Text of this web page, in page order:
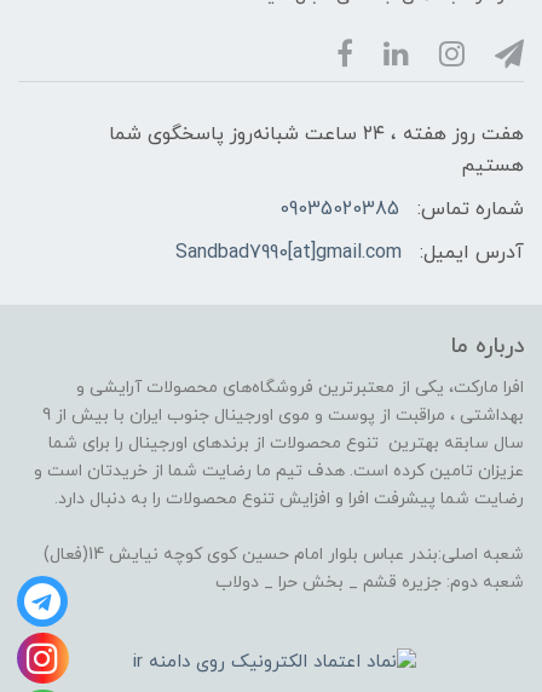
هفت روز هفته ، ۲۴ ساعت شبانه‌روز پاسخگوی شما
هستیم
شماره تماس:
09035020385
آدرس ایمیل:
Sandbad7990[at]gmail.com
درباره ما
افرا مارکت، یکی از معتبرترین فروشگاه‌های محصولات آرایشی و
بهداشتی ، مراقبت از پوست و موی اورجینال جنوب ایران با بیش از 9
سال سابقه بهترین تنوع محصولات از برندهای اورجینال را برای شما
عزیزان تامین کرده است. هدف تیم ما رضایت شما از خریدتان است و
رضایت شما پیشرفت افرا و افزایش تنوع محصولات را به دنبال دارد.
شعبه اصلی:بندر عباس بلوار امام حسین کوی کوچه نیایش 14(فعال)
شعبه دوم: جزیره قشم _ بخش حرا _ دولاب